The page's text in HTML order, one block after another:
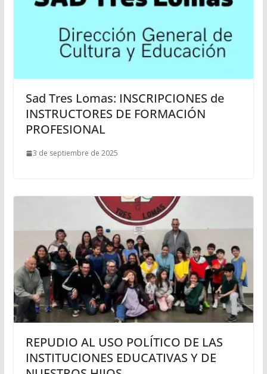
Sad Tres Lomas: INSCRIPCIONES de
INSTRUCTORES DE FORMACIÓN
PROFESIONAL
3 de septiembre de 2025
REPUDIO AL USO POLÍTICO DE LAS
INSTITUCIONES EDUCATIVAS Y DE